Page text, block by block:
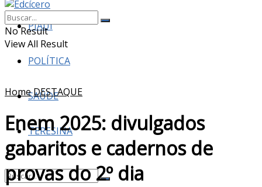
PIAUÍ
POLÍTICA
SAÚDE
TERESINA
No Result
View All Result
Home DESTAQUE
Enem 2025: divulgados
gabaritos e cadernos de
provas do 2º dia